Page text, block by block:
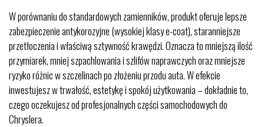
W porównaniu do standardowych zamienników, produkt oferuje lepsze
zabezpieczenie antykorozyjne (wysokiej klasy e-coat), staranniejsze
przetłoczenia i właściwą sztywność krawędzi. Oznacza to mniejszą ilość
przymiarek, mniej szpachlowania i szlifów naprawczych oraz mniejsze
ryzyko różnic w szczelinach po złożeniu przodu auta. W efekcie
inwestujesz w trwałość, estetykę i spokój użytkowania – dokładnie to,
czego oczekujesz od profesjonalnych części samochodowych do
Chryslera.